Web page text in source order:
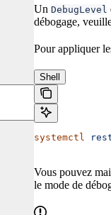
Un DebugLevel
débogage,
Pour appliquer
Shell
systemctl
Vous pouvez
le mode de